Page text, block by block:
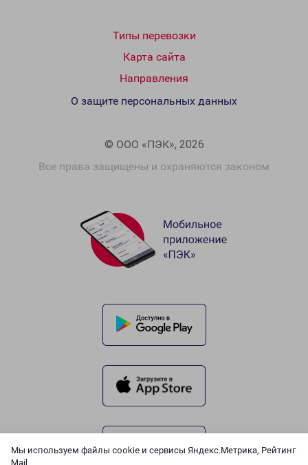
Мы используем файлы cookie и сервисы Яндекс.Метрика, Рейтинг
Mail
Типы перевозки
Карта сайта
Направления
© ООО «ПЭК», 2026
Все права защищены и охраняются законом
О защите персональных данных